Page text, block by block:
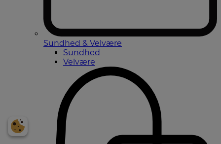
Sundhed & Velvære
Sundhed
Velvære